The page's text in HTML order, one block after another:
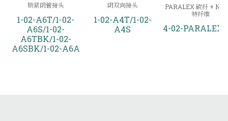
锁紧阴管接头
1-02-A6T/1-02-
A6S/1-02-
A6TBK/1-02-
A6SBK/1-02-A6A
阴双向接头
1-02-A4T/1-02-
A4S
PARALEX 碳纤 +
特纤维
4-02-